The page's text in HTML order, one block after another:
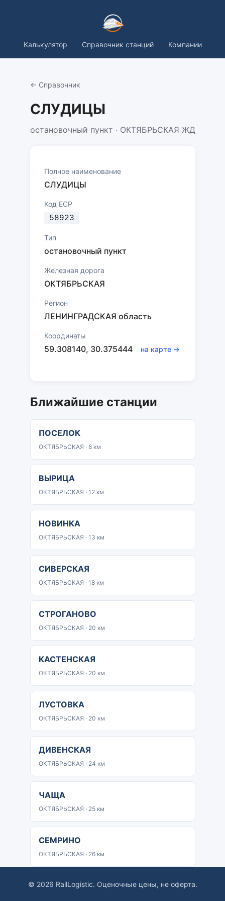
Калькулятор Справочник станций Компании
← Справочник
СЛУДИЦЫ
остановочный пункт · ОКТЯБРЬСКАЯ ЖД
Полное наименование
СЛУДИЦЫ
Код ЕСР
58923
Тип
остановочный пункт
Железная дорога
ОКТЯБРЬСКАЯ
Регион
ЛЕНИНГРАДСКАЯ область
Координаты
59.308140, 30.375444 на карте →
Ближайшие станции
ПОСЕЛОК
ОКТЯБРЬСКАЯ · 8 км
ВЫРИЦА
ОКТЯБРЬСКАЯ · 12 км
НОВИНКА
ОКТЯБРЬСКАЯ · 13 км
СИВЕРСКАЯ
ОКТЯБРЬСКАЯ · 18 км
СТРОГАНОВО
ОКТЯБРЬСКАЯ · 20 км
КАСТЕНСКАЯ
ОКТЯБРЬСКАЯ · 20 км
ЛУСТОВКА
ОКТЯБРЬСКАЯ · 20 км
ДИВЕНСКАЯ
ОКТЯБРЬСКАЯ · 24 км
ЧАЩА
ОКТЯБРЬСКАЯ · 25 км
СЕМРИНО
ОКТЯБРЬСКАЯ · 26 км
© 2026 RailLogistic. Оценочные цены, не оферта.